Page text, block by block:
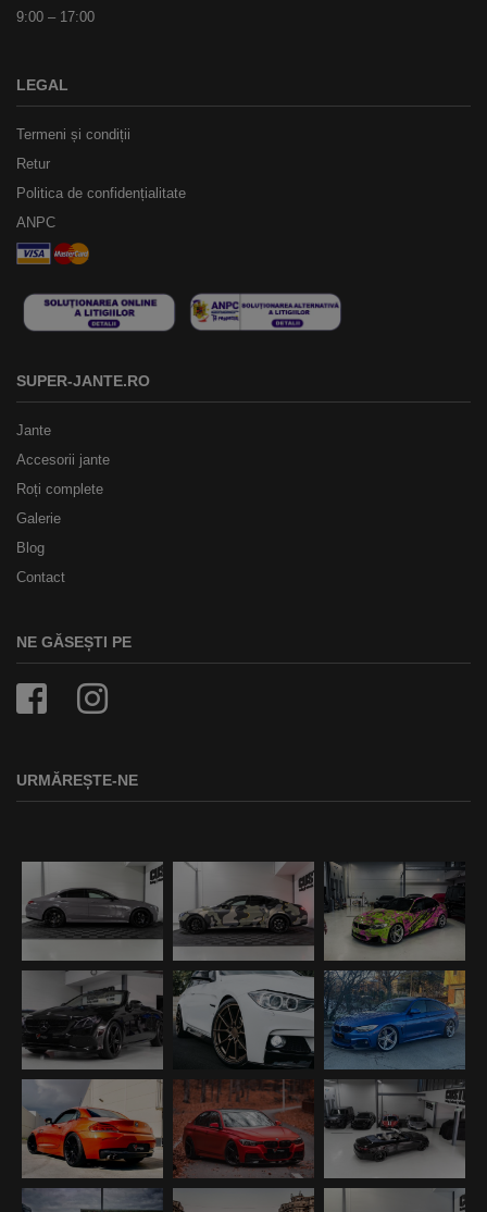
9:00 – 17:00
LEGAL
Termeni și condiții
Retur
Politica de confidențialitate
ANPC
SUPER-JANTE.RO
Jante
Accesorii jante
Roți complete
Galerie
Blog
Contact
NE GĂSEȘTI PE
URMĂREȘTE-NE